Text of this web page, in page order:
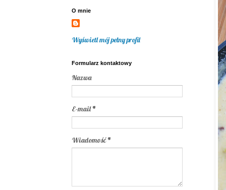
O mnie
Wyświetl mój pełny profil
Formularz kontaktowy
Nazwa
E-mail*
Wiadomość*